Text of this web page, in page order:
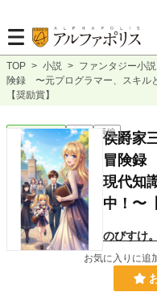
TOP > 小説 > ファンタジー小説
険録 〜元プログラマー、スキル
【奨励賞】
ファンタジー 完結 長編
侯爵家
冒険録
現代知
中！〜
のびすけ。
お気に入りに追